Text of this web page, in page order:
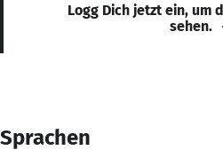
Logg Dich jetzt ein, um
sehen.
Sprachen